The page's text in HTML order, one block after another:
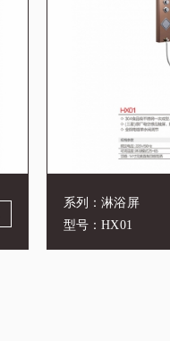
系列：淋浴屏
型号：HX01